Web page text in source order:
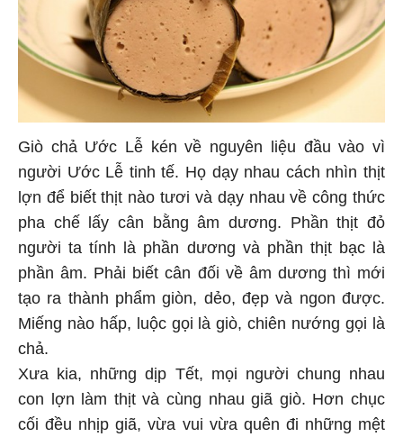
Giò chả Ước Lễ kén về nguyên liệu đầu vào vì
người Ước Lễ tinh tế. Họ dạy nhau cách nhìn thịt
lợn để biết thịt nào tươi và dạy nhau về công thức
pha chế lấy cân bằng âm dương. Phần thịt đỏ
người ta tính là phần dương và phần thịt bạc là
phần âm. Phải biết cân đối về âm dương thì mới
tạo ra thành phẩm giòn, dẻo, đẹp và ngon được.
Miếng nào hấp, luộc gọi là giò, chiên nướng gọi là
chả.
Xưa kia, những dịp Tết, mọi người chung nhau
con lợn làm thịt và cùng nhau giã giò. Hơn chục
cối đều nhịp giã, vừa vui vừa quên đi những mệt